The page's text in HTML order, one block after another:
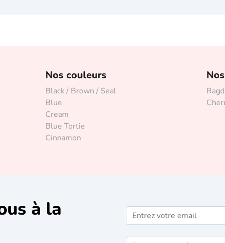
Nos couleurs
Black / Brown / Seal
Blue
Cream
Blue Tortie
Cinnamon
à la